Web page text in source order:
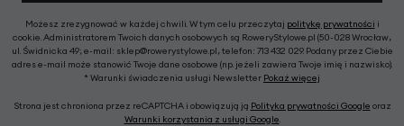
Możesz zrezygnować w każdej chwili. W tym celu przeczytaj politykę prywatności i
cookie. Administratorem Twoich danych osobowych są RoweryStylowe.pl (50-028 Wrocław,
ul. Świdnicka 49; e-mail: sklep@rowerystylowe.pl, telefon: 713 432 029. Podany przez Ciebie
adres e-mail może stanowić Twoje dane osobowe (np. jeżeli zawiera Twoje imię i nazwisko).
* Warunki świadczenia usługi Newsletter Pokaż więcej
Strona jest chroniona przez reCAPTCHA i obowiązują ją Polityka prywatności Google oraz
Warunki korzystania z usługi Google.